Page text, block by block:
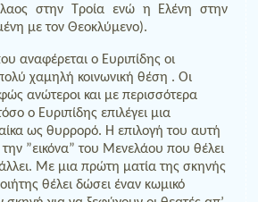
στην Τροία ενώ η Ελένη στην
με τον Θεοκλύμενο).
αναφέρεται ο Ευριπίδης οι
χαμηλή κοινωνική θέση . Οι
ανώτεροι και με περισσότερα
ο Ευριπίδης επιλέγει μια
ως θυρρορό. Η επιλογή του αυτή
την ”εικόνα” του Μενελάου που θέλει
Με μια πρώτη ματία της σκηνής
θέλει δώσει έναν κωμικό